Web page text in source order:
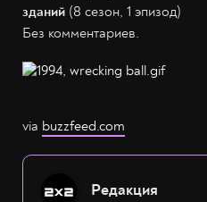
зданий (8 сезон, 1 эпизод)
Без комментариев.
via buzzfeed.com
Редакция